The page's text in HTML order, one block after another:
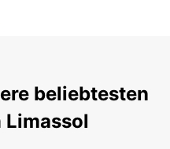
beliebtesten